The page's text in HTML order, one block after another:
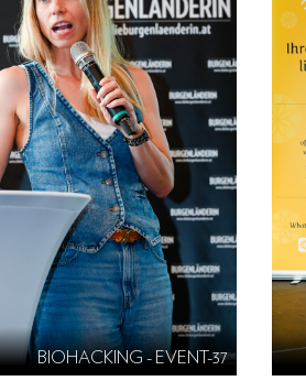
BIOHACKING - EVENT-37